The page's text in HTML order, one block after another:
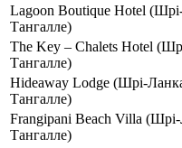
Lagoon Boutique Hotel
Тангалле)
The Key – Chalets Hotel
Тангалле)
Hideaway Lodge (Шрі-
Тангалле)
Frangipani Beach Villa
Тангалле)